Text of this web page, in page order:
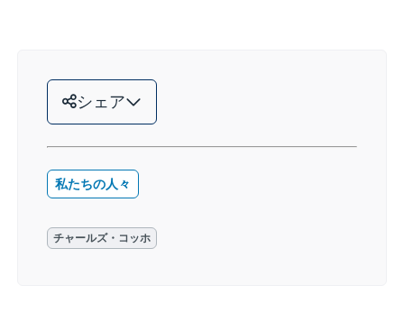
シェア
私たちの人々
チャールズ・コッホ